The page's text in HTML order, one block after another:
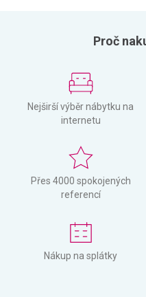
Proč
Nejširší výběr nábytku na
internetu
Přes 4000 spokojených
referencí
Nákup na splátky